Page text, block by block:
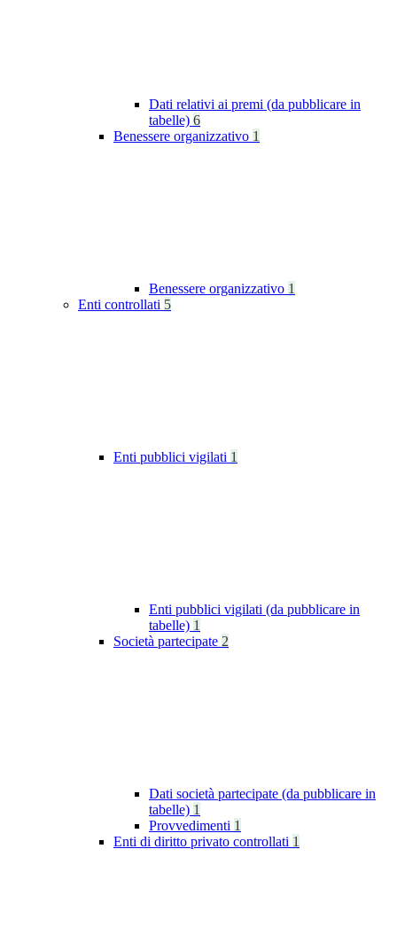
Dati relativi ai premi (da pubblicare in
tabelle) 6
Benessere organizzativo 1
Benessere organizzativo 1
Enti controllati 5
Enti pubblici vigilati 1
Enti pubblici vigilati (da pubblicare in
tabelle) 1
Società partecipate 2
Dati società partecipate (da pubblicare in
tabelle) 1
Provvedimenti 1
Enti di diritto privato controllati 1